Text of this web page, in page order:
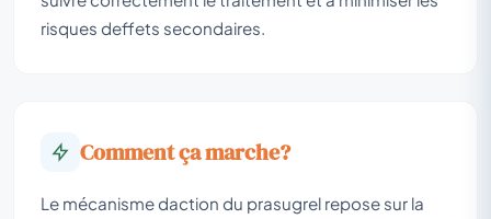
risques deffets secondaires.
Comment ça marche?
Le mécanisme daction du prasugrel repose sur la